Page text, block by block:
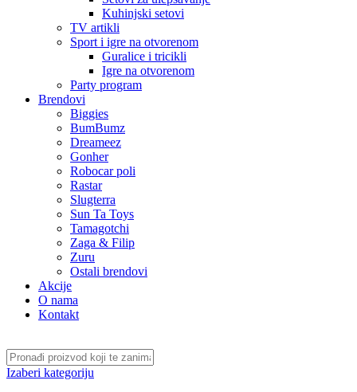
Kuhinjski setovi
TV artikli
Sport i igre na otvorenom
Guralice i tricikli
Igre na otvorenom
Party program
Brendovi
Biggies
BumBumz
Dreameez
Gonher
Robocar poli
Rastar
Slugterra
Sun Ta Toys
Tamagotchi
Zaga & Filip
Zuru
Ostali brendovi
Akcije
O nama
Kontakt
Izaberi kategoriju